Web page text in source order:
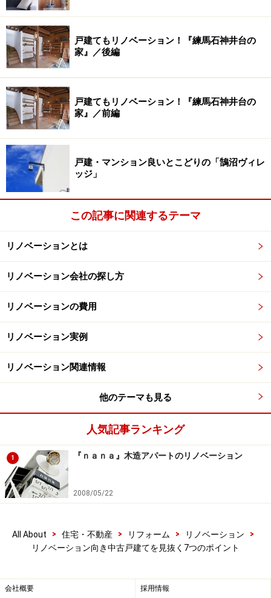
面だけの劣化であることが多く、それ程心配は要りませ
ん。ただし表面は傷んでいるわけですから、早目に外壁
塗装リフォームを計画する必要があります。
しかし太く大きなヒビがあったら要注意です。家の歪み
が原因になっていることがあり、地盤や基礎の沈下、構
造の腐食、もともと欠陥住宅であったなどが考えられま
す。
耐震上問題があることも多く、この先長く住むのであれ
ば大掛かりな修繕のリフォームが必要になる可能性があ
ります。当然多額の費用が掛かるため、リノベーション
向き中古物件とは言えないでしょう。
ポイント2．窓サッシやドアの開閉を行い、
自分で確認して見抜く
窓の交換は費用がかさむので、既存が生かせればリノベーシ
ョン費用を抑えられる。
家の中に入ったら、窓サッシやドアの開閉を確認し、枠
とガラスの様子をよく見ておきましょう。
サッシの滑りの悪さは、戸車の劣化や歪みによることが
多く、戸車の交換やサッシの調整などの軽微なリフォー
ムで解消することができます。
り、ドアの立て付けが極端に悪かったりする場合は、構
造に問題が起きている可能性があります。1階の壁量が
くなっていた家もありますので、専門家に確認してもら
戸建てもリノベーション！『練馬石神井台の
家』／後編
戸建てもリノベーション！『練馬石神井台の
家』／前編
戸建・マンション良いとこどりの「鵠沼ヴィレ
ッジ」
この記事に関連するテーマ
リノベーションとは
リノベーション会社の探し方
リノベーションの費用
リノベーション実例
リノベーション関連情報
他のテーマも見る
人気記事ランキング
1 『ｎａｎａ』木造アパートのリノベーション
2008/05/22
All About > 住宅・不動産 > リフォーム > リノベーション
>
リノベーション向き中古戸建てを見抜く7つのポイント
会社概要 採用情報